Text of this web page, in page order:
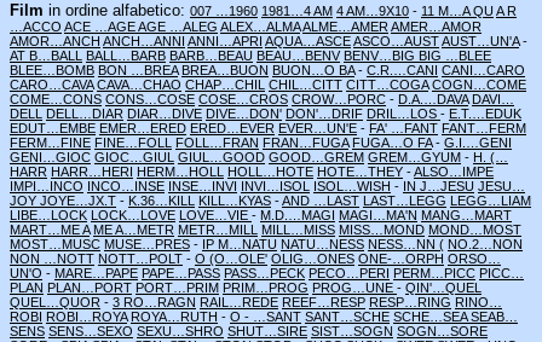
Film in ordine alfabetico: 007 …1960 1981…4 AM 4 AM…9X10 - 11 M…A QUA R
…ACCO ACE …AGEAGE …ALEG ALEX…ALMAALME…AMERAMER…AMOR
AMOR…ANCH ANCH…ANNI ANNI…APRI AQUA…ASCEASCO…AUSTAUST…UN'A-
AT B…BALL BALL…BARB BARB…BEAU BEAU…BENV BENV…BIG BIG …BLEE
BLEE…BOMB BON …BREA BREA…BUON BUON…O BA- C.R.…CANI CANI…CARO
CARO…CAVA CAVA…CHAO CHAP…CHIL CHIL…CITT CITT…COGA COGN…COME
COME…CONS CONS…COSE COSE…CROS CROW…PORC - D.A.…DAVA DAVI…
DELL DELL…DIAR DIAR…DIVE DIVE…DON' DON'…DRIF DRIL…LOS - E.T.…EDUK
EDUT…EMBE EMER…ERED ERED…EVER EVER…UN'E - FA' …FANT FANT…FERM
FERM…FINE FINE…FOLL FOLL…FRAN FRAN…FUGA FUGA…O FA- G.I.…GENI
GENI…GIOC GIOC…GIUL GIUL…GOOD GOOD…GREM GREM…GYUM - H. (…
HARR HARR…HERI HERM…HOLL HOLL…HOTE HOTE…THEY -ALSO…IMPE
IMPI…INCO INCO…INSE INSE…INVI INVI…ISOL ISOL…WISH - IN J…JESU JESU…
JOY JOYE…JX.T - K.36…KILL KILL…KYAS -AND …LAST LAST…LEGG LEGG…LIAM
LIBE…LOCK LOCK…LOVE LOVE…VIE - M.D.…MAGI MAGI…MA'N MANG…MART
MART…ME A ME A…METR METR…MILL MILL…MISS MISS…MOND MOND…MOST
MOST…MUSC MUSE…PRES - IP M…NATU NATU…NESS NESS…NN ( NO.2…NON
NON …NOTT NOTT…POLT - O (O…OLE' OLIG…ONES ONE-…ORPH ORSO…
UN'O - MARE…PAPE PAPE…PASS PASS…PECK PECO…PERI PERM…PICC PICC…
PLAN PLAN…PORT PORT…PRIM PRIM…PROG PROG…UNE - QIN'…QUEL
QUEL…QUOR - 3 RO…RAGN RAIL…REDE REEF…RESP RESP…RING RINO…
ROBI ROBI…ROYA ROYA…RUTH - O - …SANT SANT…SCHE SCHE…SEASEAB…
SENS SENS…SEXO SEXU…SHRO SHUT…SIRE SIST…SOGN SOGN…SORE